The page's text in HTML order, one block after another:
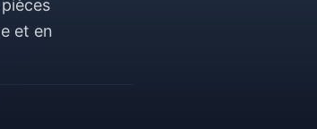
et en